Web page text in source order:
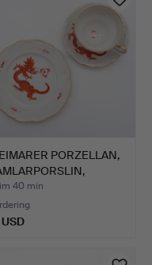
PORZELLAN,
40 min
USD